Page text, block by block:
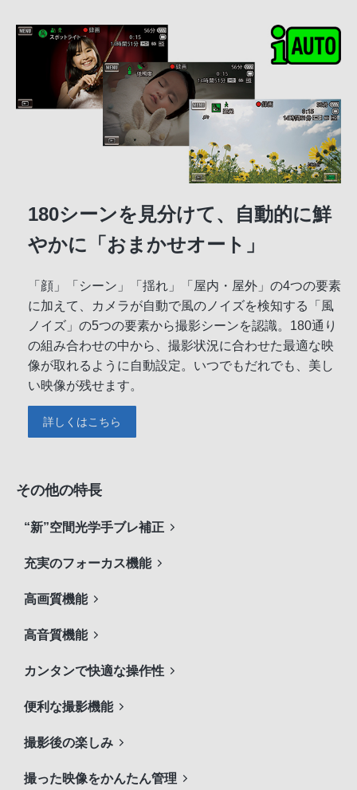
180シーンを見分けて、自動的に鮮
やかに「おまかせオート」
「顔」「シーン」「揺れ」「屋内・屋外」の4つの要素
に加えて、カメラが自動で風のノイズを検知する「風
ノイズ」の5つの要素から撮影シーンを認識。180通り
の組み合わせの中から、撮影状況に合わせた最適な映
像が取れるように自動設定。いつでもだれでも、美し
い映像が残せます。
詳しくはこちら
その他の特長
“新”空間光学手ブレ補正
充実のフォーカス機能
高画質機能
高音質機能
カンタンで快適な操作性
便利な撮影機能
撮影後の楽しみ
撮った映像をかんたん管理